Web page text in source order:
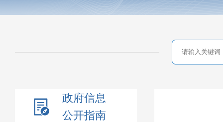
政府信息
公开指南